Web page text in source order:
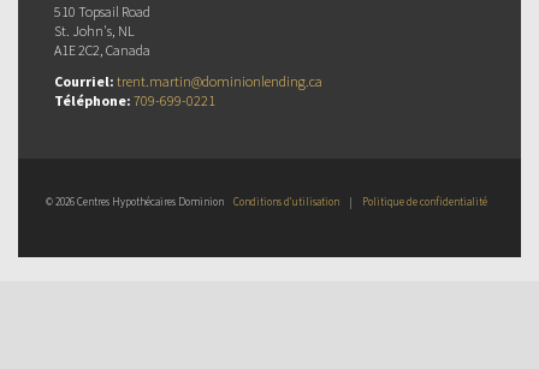
510 Topsail Road
St. John's, NL
A1E 2C2, Canada
Courriel: trent.martin@dominionlending.ca
Téléphone: 709-699-0221
© 2026 Centres Hypothécaires Dominion Conditions d’utilisation | Politique de confidentialité